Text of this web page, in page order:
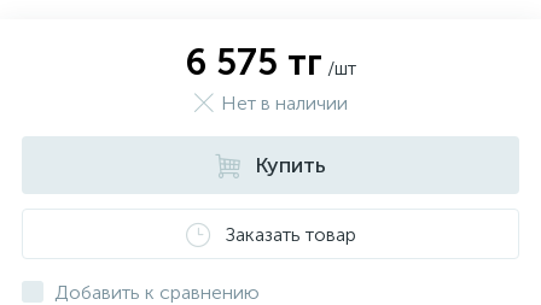
6 575 тг /шт
Нет в наличии
Купить
Заказать товар
Добавить к сравнению